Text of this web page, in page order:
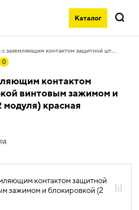
Каталог
Поиск
прокладки кабеля
изделия
кабель-каналов
изделия
PRIMER красный
Розетка с заземляющим контактом защитной шторкой винтовым зажимом и блокировкой (2 модуля) красная
0
контактом
винтовым зажимом и
красная